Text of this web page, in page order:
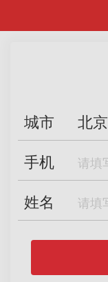
城市 北京
手机
姓名